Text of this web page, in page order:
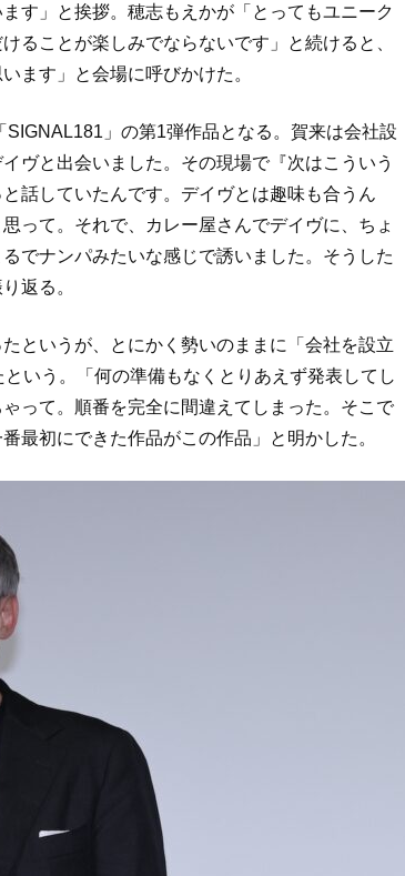
す」と挨拶。穂志もえかが「とってもユニーク
ることが楽しみでならないです」と続けると、
ます」と会場に呼びかけた。
」の第1弾作品となる。賀来は会社設
ヴと出会いました。その現場で『次はこういう
話していたんです。デイヴとは趣味も合うん
って。それで、カレー屋さんでデイヴに、ちょ
でナンパみたいな感じで誘いました。そうした
返る。
というが、とにかく勢いのままに「会社を設立
いう。「何の準備もなくとりあえず発表してし
って。順番を完全に間違えてしまった。そこで
最初にできた作品がこの作品」と明かした。